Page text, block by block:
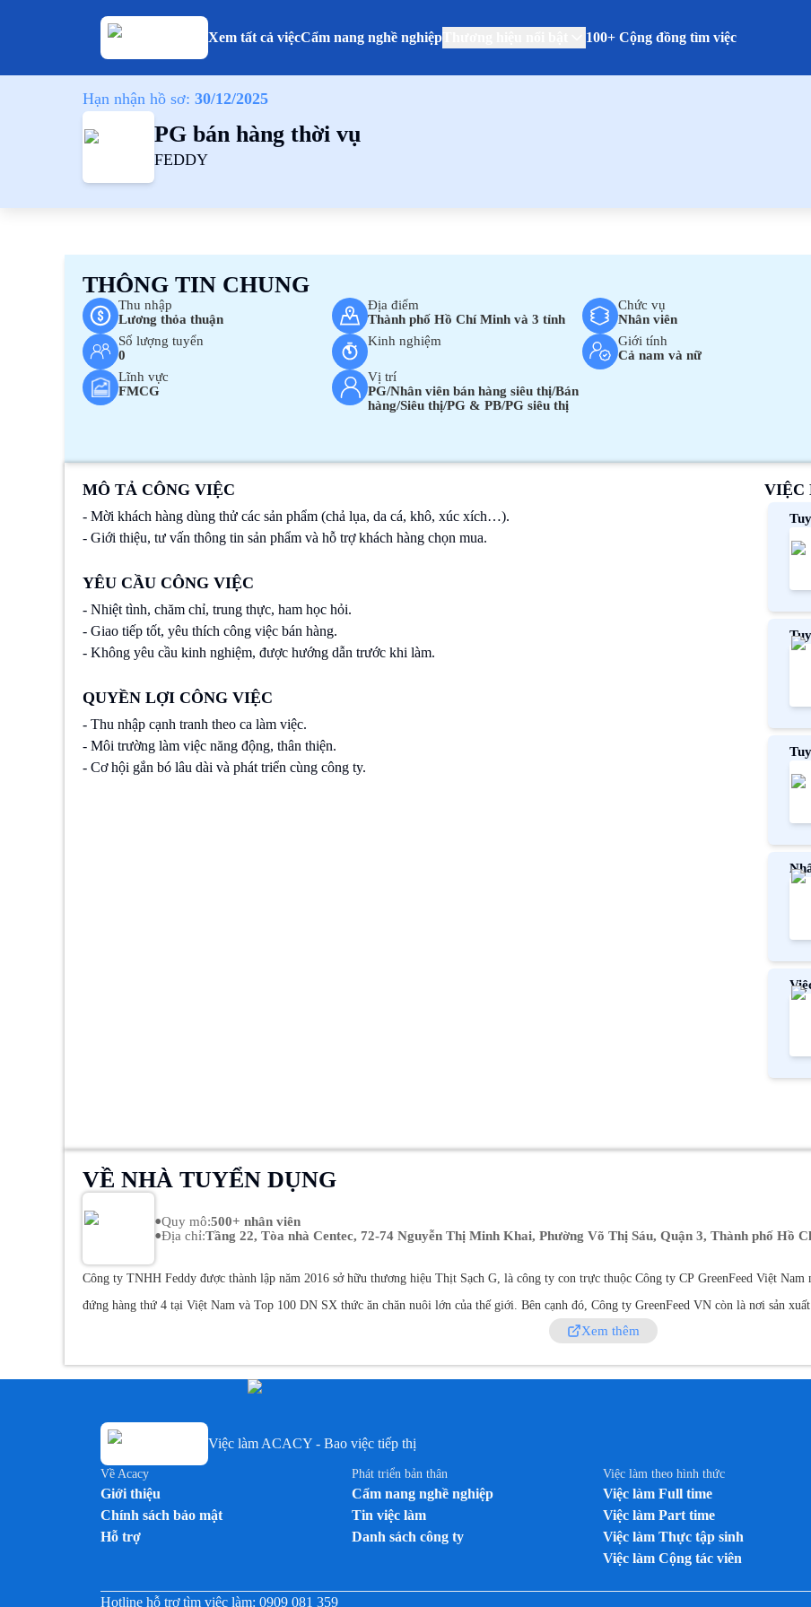
Xem tất cả việcCẩm nang nghề nghiệp 100+ Cộng đồng tìm việc
Hạn nhận hồ sơ: 30/12/2025
PG bán hàng thời vụ
FEDDY
THÔNG TIN CHUNG
Thu nhập
Lương thỏa thuận
Địa điểm
Thành phố Hồ Chí Minh và 3 tỉnh
Chức vụ
Nhân viên
Số lượng tuyển
0
Kinh nghiệm
Giới tính
Cả nam và nữ
Lĩnh vực
FMCG
Vị trí
PG/Nhân viên bán hàng siêu thị/Bán
hàng/Siêu thị/PG & PB/PG siêu thị
MÔ TẢ CÔNG VIỆC
- Mời khách hàng dùng thử các sản phẩm (chả lụa, da cá, khô, xúc xích…).
- Giới thiệu, tư vấn thông tin sản phẩm và hỗ trợ khách hàng chọn mua.
YÊU CẦU CÔNG VIỆC
- Nhiệt tình, chăm chỉ, trung thực, ham học hỏi.
- Giao tiếp tốt, yêu thích công việc bán hàng.
- Không yêu cầu kinh nghiệm, được hướng dẫn trước khi làm.
QUYỀN LỢI CÔNG VIỆC
- Thu nhập cạnh tranh theo ca làm việc.
- Môi trường làm việc năng động, thân thiện.
- Cơ hội gắn bó lâu dài và phát triển cùng công ty.
VIỆC
VỀ NHÀ TUYỂN DỤNG
•Quy mô:500+ nhân viên
•Địa chỉ:Tầng 22, Tòa nhà Centec, 72-74 Nguyễn Thị Minh Khai, Phường Võ Thị Sáu, Quận 3, Thành phố Hồ
Công ty TNHH Feddy được thành lập năm 2016 sở hữu thương hiệu Thịt Sạch G, là công ty con trực thuộc Công ty CP GreenFeed Việt Nam
đứng hàng thứ 4 tại Việt Nam và Top 100 DN SX thức ăn chăn nuôi lớn của thế giới. Bên cạnh đó, Công ty GreenFeed VN còn là nơi sản
Năm 2017, GreenFeed VN tiếp tục đầu tư xây dựng một nhà máy chế biến và giết mổ hiện đại tại
lẻ sản phẩm thịt heo tươi chất lượng cao và an toàn tại Việt Nam với Thương hiệu Thịt sạch G.
Xem thêm
Việc làm ACACY - Bao việc tiếp thị
Về Acacy
Giới thiệu
Chính sách bảo mật
Hỗ trợ
Phát triển bản thân
Cẩm nang nghề nghiệp
Tin việc làm
Danh sách công ty
Việc làm theo hình thức
Việc làm Full time
Việc làm Part time
Việc làm Thực tập sinh
Việc làm Cộng tác viên
Hotline hỗ trợ tìm việc làm: 0909 081 359